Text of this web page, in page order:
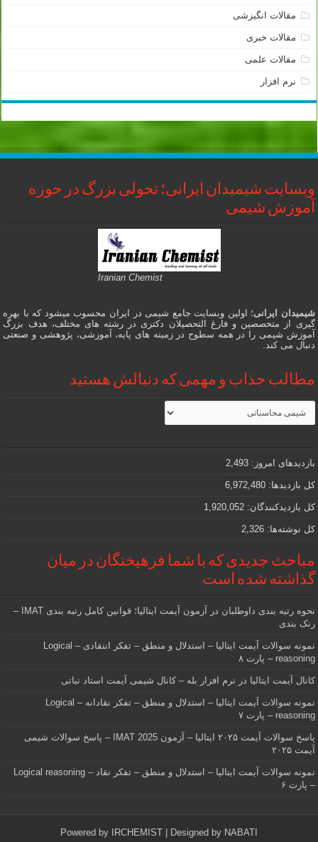
مقالات انگیزشی
مقالات خبری
مقالات علمی
نرم افزار
وبسایت شیمیدان ایرانی؛ تحولی بزرگ در حوزه
آموزش شیمی
Iranian Chemist
شیمیدان ایرانی؛ اولین وبسایت جامع شیمی در ایران محسوب میشود که با بهره
گیری از متخصصین و فارغ التحصیلان دکتری در رشته های مختلف، هدف بزرگ
آموزش شیمی را در همه سطوح در زمینه های پایه، آموزشی، پژوهشی و صنعتی
دنبال می کند.
مطالب جذاب و مهمی که دنبالش هستید
مطالب
جذاب
و
که
دنبالش
هستید
بازدیدهای امروز: 2,493
کل بازدیدها: 6,972,480
کل بازدیدکنند‌گان: 1,920,052
کل نوشته‌ها: 2,326
مباحث جدیدی که با شما فرهیختگان در میان
گذاشته شده است
نحوه رتبه بندی داوطلبان در آزمون آیمت ایتالیا؛ قوانین کامل رتبه بندی IMAT –
رنک بندی
نمونه سوالات آیمت ایتالیا – استدلال و منطق – تفکر انتقادی – Logical
reasoning – پارت ۸
کانال آیمت ایتالیا در نرم افزار بله – کانال شیمی آیمت استاد نباتی
نمونه سوالات آیمت ایتالیا – استدلال و منطق – تفکر نقادانه – Logical
reasoning – پارت ۷
پاسخ سوالات آیمت ۲۰۲۵ ایتالیا – آزمون IMAT 2025 – پاسخ سوالات شیمی
آیمت ۲۰۲۵
نمونه سوالات آیمت ایتالیا – استدلال و منطق – تفکر نقاد – Logical reasoning
– پارت ۶
Powered by IRCHEMIST | Designed by NABATI